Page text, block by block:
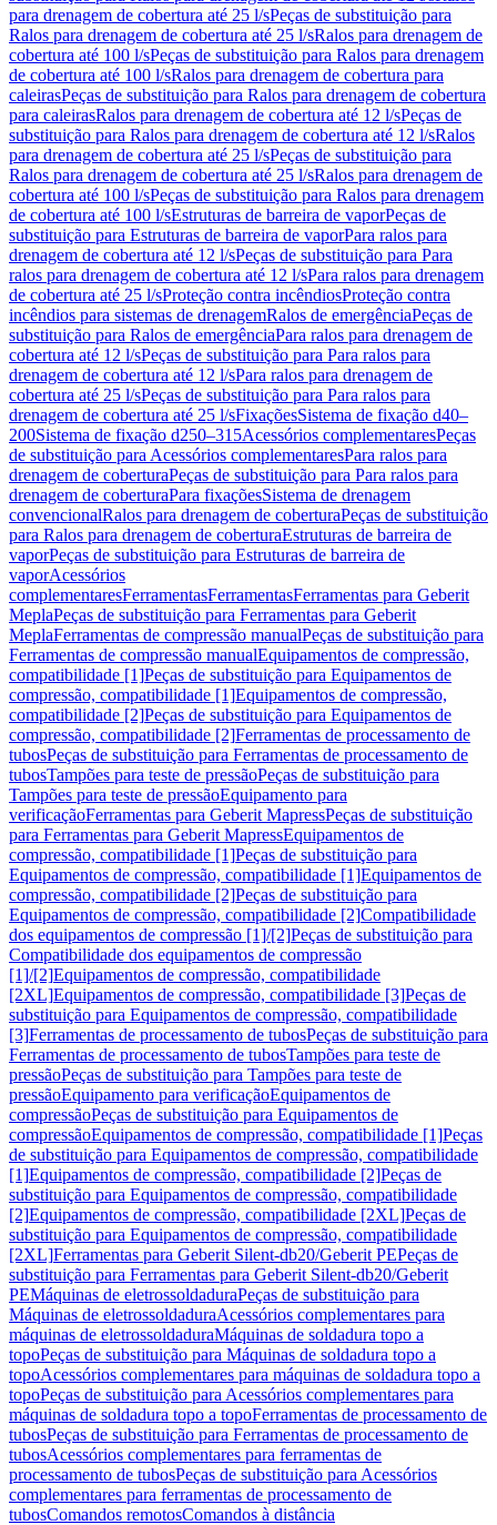
para drenagem de cobertura até 25 l/sPeças de substituição para
Ralos para drenagem de cobertura até 25 l/sRalos para drenagem de
cobertura até 100 l/sPeças de substituição para Ralos para drenagem
de cobertura até 100 l/sRalos para drenagem de cobertura para
caleirasPeças de substituição para Ralos para drenagem de cobertura
para caleirasRalos para drenagem de cobertura até 12 l/sPeças de
substituição para Ralos para drenagem de cobertura até 12 l/sRalos
para drenagem de cobertura até 25 l/sPeças de substituição para
Ralos para drenagem de cobertura até 25 l/sRalos para drenagem de
cobertura até 100 l/sPeças de substituição para Ralos para drenagem
de cobertura até 100 l/sEstruturas de barreira de vaporPeças de
substituição para Estruturas de barreira de vaporPara ralos para
drenagem de cobertura até 12 l/sPeças de substituição para Para
ralos para drenagem de cobertura até 12 l/sPara ralos para drenagem
de cobertura até 25 l/sProteção contra incêndiosProteção contra
incêndios para sistemas de drenagemRalos de emergênciaPeças de
substituição para Ralos de emergênciaPara ralos para drenagem de
cobertura até 12 l/sPeças de substituição para Para ralos para
drenagem de cobertura até 12 l/sPara ralos para drenagem de
cobertura até 25 l/sPeças de substituição para Para ralos para
drenagem de cobertura até 25 l/sFixaçõesSistema de fixação d40–
200Sistema de fixação d250–315Acessórios complementaresPeças
de substituição para Acessórios complementaresPara ralos para
drenagem de coberturaPeças de substituição para Para ralos para
drenagem de coberturaPara fixaçõesSistema de drenagem
convencionalRalos para drenagem de coberturaPeças de substituição
para Ralos para drenagem de coberturaEstruturas de barreira de
vaporPeças de substituição para Estruturas de barreira de
vaporAcessórios
complementaresFerramentasFerramentasFerramentas para Geberit
MeplaPeças de substituição para Ferramentas para Geberit
MeplaFerramentas de compressão manualPeças de substituição para
Ferramentas de compressão manualEquipamentos de compressão,
compatibilidade [1]Peças de substituição para Equipamentos de
compressão, compatibilidade [1]Equipamentos de compressão,
compatibilidade [2]Peças de substituição para Equipamentos de
compressão, compatibilidade [2]Ferramentas de processamento de
tubosPeças de substituição para Ferramentas de processamento de
tubosTampões para teste de pressãoPeças de substituição para
Tampões para teste de pressãoEquipamento para
verificaçãoFerramentas para Geberit MapressPeças de substituição
para Ferramentas para Geberit MapressEquipamentos de
compressão, compatibilidade [1]Peças de substituição para
Equipamentos de compressão, compatibilidade [1]Equipamentos de
compressão, compatibilidade [2]Peças de substituição para
Equipamentos de compressão, compatibilidade [2]Compatibilidade
dos equipamentos de compressão [1]/[2]Peças de substituição para
Compatibilidade dos equipamentos de compressão
[1]/[2]Equipamentos de compressão, compatibilidade
[2XL]Equipamentos de compressão, compatibilidade [3]Peças de
substituição para Equipamentos de compressão, compatibilidade
[3]Ferramentas de processamento de tubosPeças de substituição para
Ferramentas de processamento de tubosTampões para teste de
pressãoPeças de substituição para Tampões para teste de
pressãoEquipamento para verificaçãoEquipamentos de
compressãoPeças de substituição para Equipamentos de
compressãoEquipamentos de compressão, compatibilidade [1]Peças
de substituição para Equipamentos de compressão, compatibilidade
[1]Equipamentos de compressão, compatibilidade [2]Peças de
substituição para Equipamentos de compressão, compatibilidade
[2]Equipamentos de compressão, compatibilidade [2XL]Peças de
substituição para Equipamentos de compressão, compatibilidade
[2XL]Ferramentas para Geberit Silent-db20/Geberit PEPeças de
substituição para Ferramentas para Geberit Silent-db20/Geberit
PEMáquinas de eletrossoldaduraPeças de substituição para
Máquinas de eletrossoldaduraAcessórios complementares para
máquinas de eletrossoldaduraMáquinas de soldadura topo a
topoPeças de substituição para Máquinas de soldadura topo a
topoAcessórios complementares para máquinas de soldadura topo a
topoPeças de substituição para Acessórios complementares para
máquinas de soldadura topo a topoFerramentas de processamento de
tubosPeças de substituição para Ferramentas de processamento de
tubosAcessórios complementares para ferramentas de
processamento de tubosPeças de substituição para Acessórios
complementares para ferramentas de processamento de
tubosComandos remotosComandos à distância